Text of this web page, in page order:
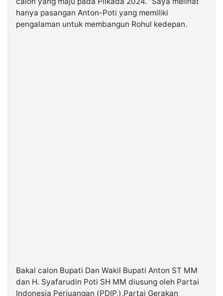
hanya pasangan Anton-Poti yang memiliki
pengalaman untuk membangun Rohul kedepan.
Bakal calon Bupati Dan Wakil Bupati Anton ST MM
dan H. Syafarudin Poti SH MM diusung oleh Partai
Indonesia Perjuangan (PDIP,),Partai Gerakan